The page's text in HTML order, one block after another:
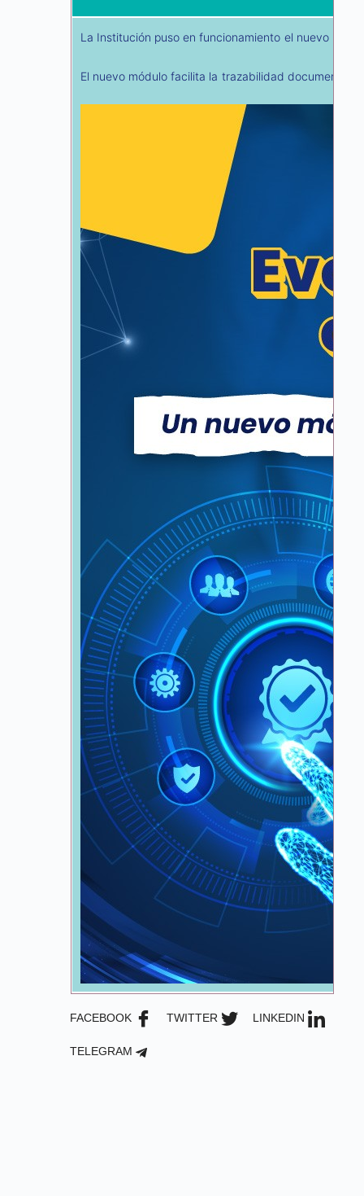
La Institución puso en funcionamiento el nuevo
El nuevo módulo facilita la trazabilidad documental,
FACEBOOK TWITTER LINKEDIN
TELEGRAM